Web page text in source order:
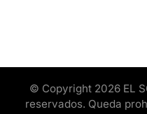
© Copyright 2026 EL
reservados. Queda